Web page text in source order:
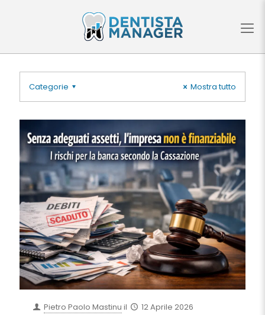
Categorie Mostra tutto
Pietro Paolo Mastinu il 12 Aprile 2026